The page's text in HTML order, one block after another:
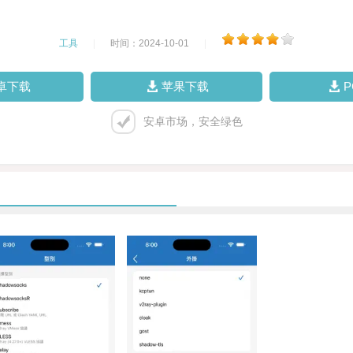
工具 时间：2024-10-01
下载 苹果下载
安卓市场，安全绿色